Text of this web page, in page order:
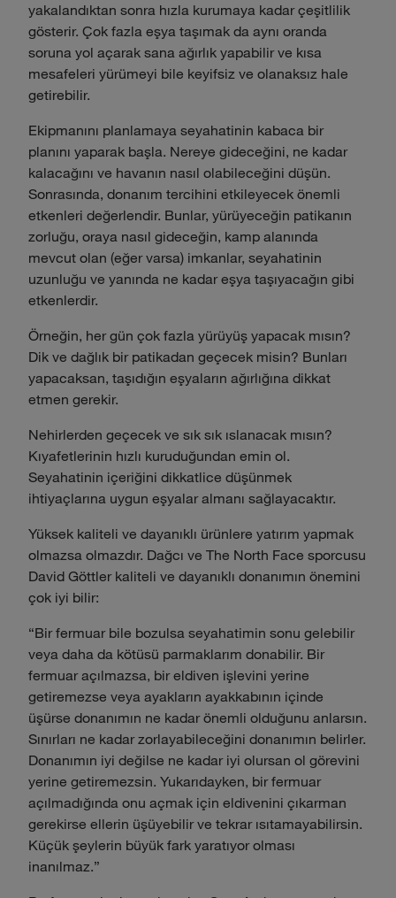
yakalandıktan sonra hızla kurumaya kadar çeşitlilik
gösterir. Çok fazla eşya taşımak da aynı oranda
soruna yol açarak sana ağırlık yapabilir ve kısa
mesafeleri yürümeyi bile keyifsiz ve olanaksız hale
getirebilir.
Ekipmanını planlamaya seyahatinin kabaca bir
planını yaparak başla. Nereye gideceğini, ne kadar
kalacağını ve havanın nasıl olabileceğini düşün.
Sonrasında, donanım tercihini etkileyecek önemli
etkenleri değerlendir. Bunlar, yürüyeceğin patikanın
zorluğu, oraya nasıl gideceğin, kamp alanında
mevcut olan (eğer varsa) imkanlar, seyahatinin
uzunluğu ve yanında ne kadar eşya taşıyacağın gibi
etkenlerdir.
Örneğin, her gün çok fazla yürüyüş yapacak mısın?
Dik ve dağlık bir patikadan geçecek misin? Bunları
yapacaksan, taşıdığın eşyaların ağırlığına dikkat
etmen gerekir.
Nehirlerden geçecek ve sık sık ıslanacak mısın?
Kıyafetlerinin hızlı kuruduğundan emin ol.
Seyahatinin içeriğini dikkatlice düşünmek
ihtiyaçlarına uygun eşyalar almanı sağlayacaktır.
Yüksek kaliteli ve dayanıklı ürünlere yatırım yapmak
olmazsa olmazdır. Dağcı ve The North Face sporcusu
David Göttler kaliteli ve dayanıklı donanımın önemini
çok iyi bilir:
“Bir fermuar bile bozulsa seyahatimin sonu gelebilir
veya daha da kötüsü parmaklarım donabilir. Bir
fermuar açılmazsa, bir eldiven işlevini yerine
getiremezse veya ayakların ayakkabının içinde
üşürse donanımın ne kadar önemli olduğunu anlarsın.
Sınırları ne kadar zorlayabileceğini donanımın belirler.
Donanımın iyi değilse ne kadar iyi olursan ol görevini
yerine getiremezsin. Yukarıdayken, bir fermuar
açılmadığında onu açmak için eldivenini çıkarman
gerekirse ellerin üşüyebilir ve tekrar ısıtamayabilirsin.
Küçük şeylerin büyük fark yaratıyor olması
inanılmaz.”